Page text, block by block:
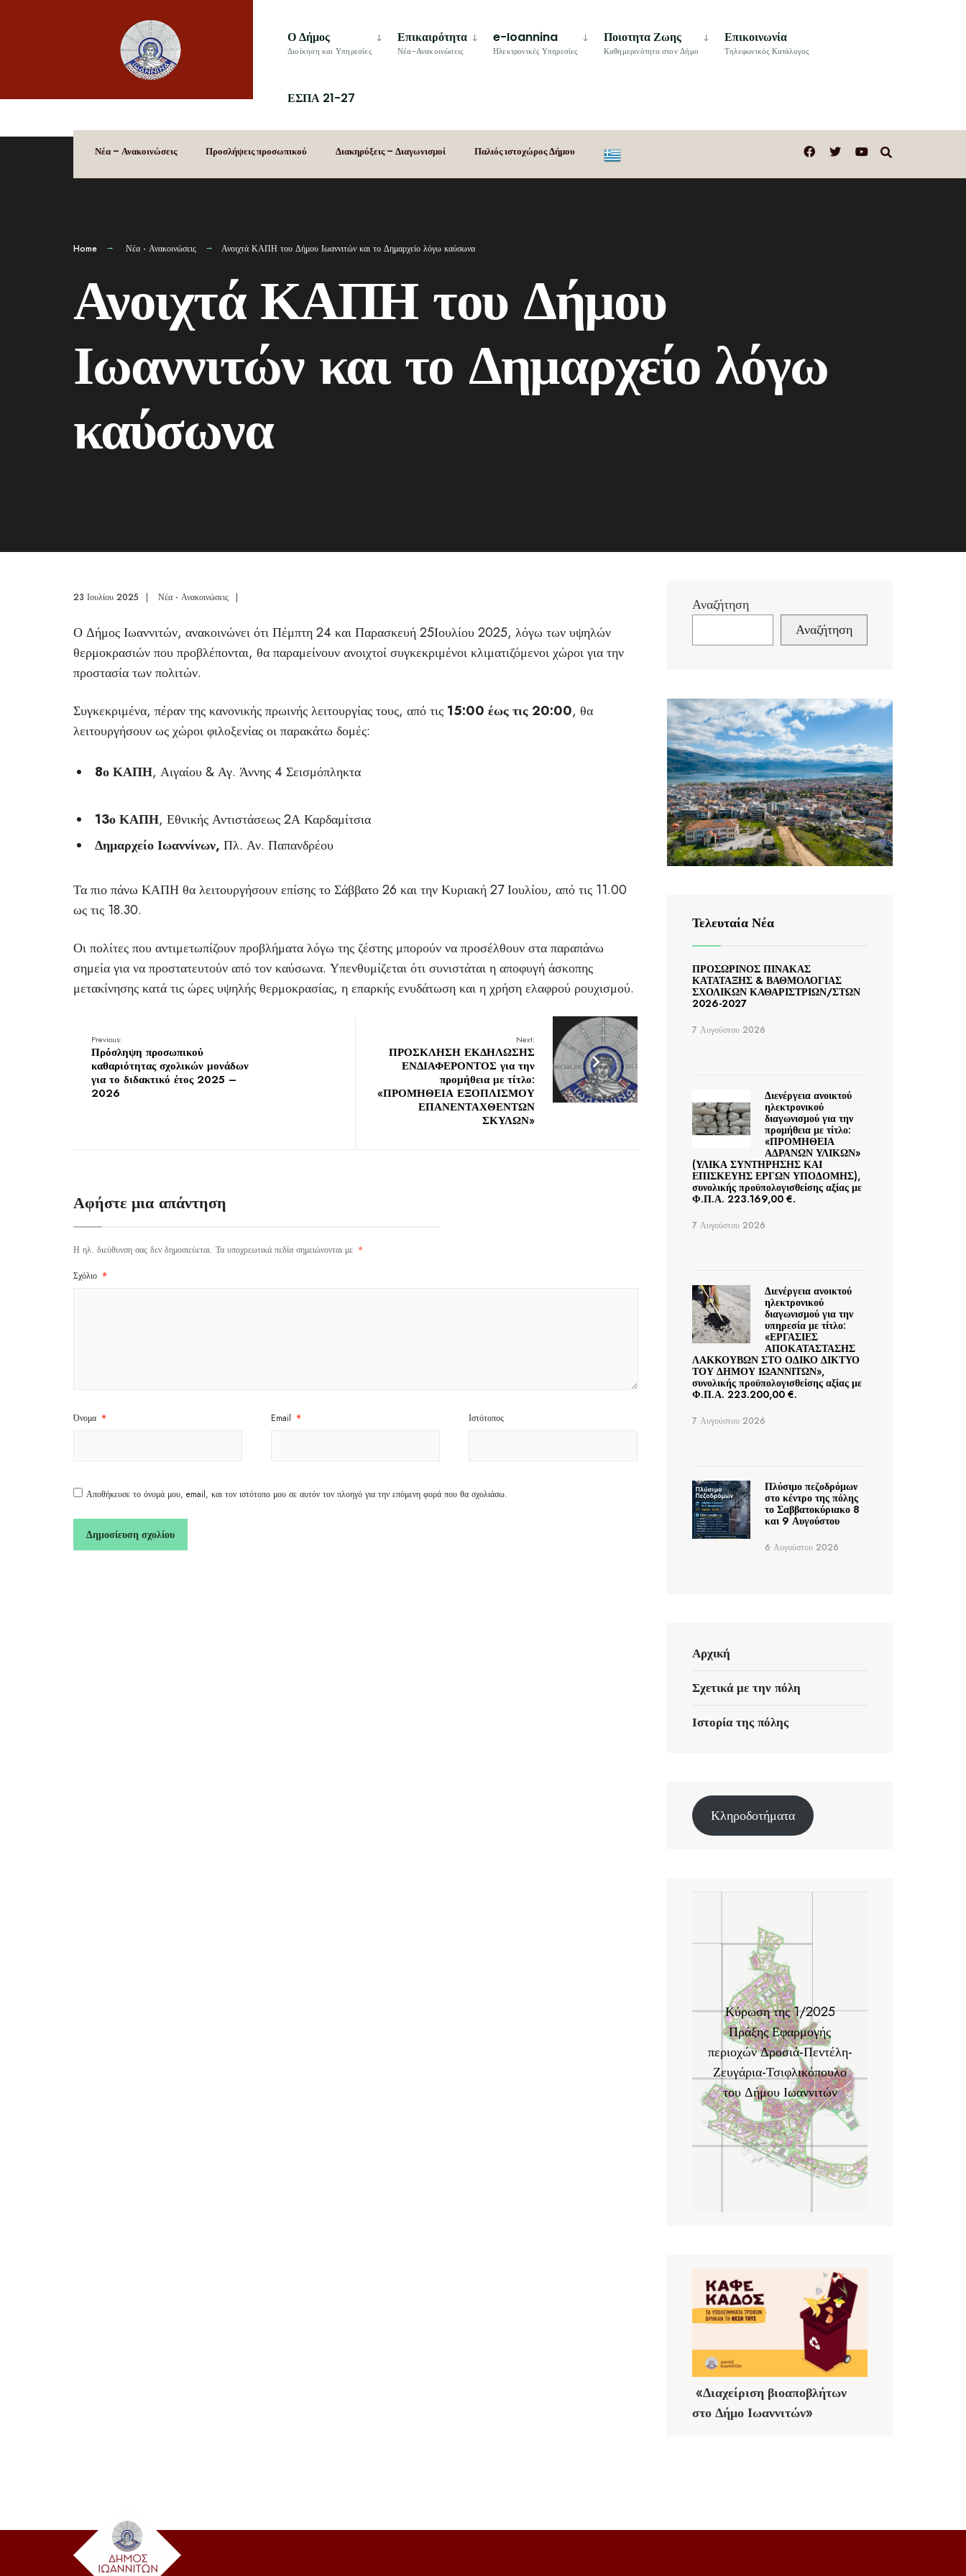
Ο Δήμος
Διοίκηση και Υπηρεσίες
Επικαιρότητα
Νέα-Ανακοινώσεις
e-Ioannina
Ηλεκτρονικές Υπηρεσίες
Ποιοτητα Ζωης
Καθημερινότητα στον Δήμο
Επικοινωνία
Τηλεφωνικός Κατάλογος
ΕΣΠΑ 21-27
Νέα – Ανακοινώσεις Προσλήψεις προσωπικού Διακηρύξεις – Διαγωνισμοί Παλιός ιστοχώρος Δήμου
Home Νέα - Ανακοινώσεις Ανοιχτά ΚΑΠΗ του Δήμου Ιωαννιτών και το Δημαρχείο λόγω καύσωνα
Ανοιχτά ΚΑΠΗ του Δήμου
Ιωαννιτών και το Δημαρχείο λόγω
καύσωνα
23 Ιουλίου 2025 | Νέα - Ανακοινώσεις |
Ο Δήμος Ιωαννιτών, ανακοινώνει ότι Πέμπτη 24 και Παρασκευή 25Ιουλίου 2025, λόγω των υψηλών
θερμοκρασιών που προβλέπονται, θα παραμείνουν ανοιχτοί συγκεκριμένοι κλιματιζόμενοι χώροι για την
προστασία των πολιτών.
Συγκεκριμένα, πέραν της κανονικής πρωινής λειτουργίας τους, από τις 15:00 έως τις 20:00, θα
λειτουργήσουν ως χώροι φιλοξενίας οι παρακάτω δομές:
8ο ΚΑΠΗ, Αιγαίου & Αγ. Άννης 4 Σεισμόπληκτα
13ο ΚΑΠΗ, Εθνικής Αντιστάσεως 2Α Καρδαμίτσια
Δημαρχείο Ιωαννίνων, Πλ. Αν. Παπανδρέου
Τα πιο πάνω ΚΑΠΗ θα λειτουργήσουν επίσης το Σάββατο 26 και την Κυριακή 27 Ιουλίου, από τις 11.00
ως τις 18.30.
Οι πολίτες που αντιμετωπίζουν προβλήματα λόγω της ζέστης μπορούν να προσέλθουν στα παραπάνω
σημεία για να προστατευτούν από τον καύσωνα. Υπενθυμίζεται ότι συνιστάται η αποφυγή άσκοπης
μετακίνησης κατά τις ώρες υψηλής θερμοκρασίας, η επαρκής ενυδάτωση και η χρήση ελαφρού ρουχισμού.
Previous:
Πρόσληψη προσωπικού
καθαριότητας σχολικών μονάδων
για το διδακτικό έτος 2025 –
2026
Next:
ΠΡΟΣΚΛΗΣΗ ΕΚΔΗΛΩΣΗΣ
ΕΝΔΙΑΦΕΡΟΝΤΟΣ για την
προμήθεια με τίτλο:
«ΠΡΟΜΗΘΕΙΑ ΕΞΟΠΛΙΣΜΟΥ
ΕΠΑΝΕΝΤΑΧΘΕΝΤΩΝ
ΣΚΥΛΩΝ»
Αφήστε μια απάντηση
Η ηλ. διεύθυνση σας δεν δημοσιεύεται. Τα υποχρεωτικά πεδία σημειώνονται με *
Σχόλιο *
Όνομα * Email * Ιστότοπος
Αποθήκευσε το όνομά μου, email, και τον ιστότοπο μου σε αυτόν τον πλοηγό για την επόμενη φορά που θα σχολιάσω.
Αναζήτηση
Αναζήτηση
Τελευταία Νέα
ΠΡΟΣΩΡΙΝΟΣ ΠΙΝΑΚΑΣ
ΚΑΤΑΤΑΞΗΣ & ΒΑΘΜΟΛΟΓΙΑΣ
ΣΧΟΛΙΚΩΝ ΚΑΘΑΡΙΣΤΡΙΩΝ/ΣΤΩΝ
2026-2027
7 Αυγούστου 2026
Διενέργεια ανοικτού
ηλεκτρονικού
διαγωνισμού για την
προμήθεια με τίτλο:
«ΠΡΟΜΗΘΕΙΑ
ΑΔΡΑΝΩΝ ΥΛΙΚΩΝ»
(ΥΛΙΚΑ ΣΥΝΤΗΡΗΣΗΣ ΚΑΙ
ΕΠΙΣΚΕΥΗΣ ΕΡΓΩΝ ΥΠΟΔΟΜΗΣ),
συνολικής προϋπολογισθείσης αξίας με
Φ.Π.Α. 223.169,00 €.
7 Αυγούστου 2026
Διενέργεια ανοικτού
ηλεκτρονικού
διαγωνισμού για την
υπηρεσία με τίτλο:
«ΕΡΓΑΣΙΕΣ
ΑΠΟΚΑΤΑΣΤΑΣΗΣ
ΛΑΚΚΟΥΒΩΝ ΣΤΟ ΟΔΙΚΟ ΔΙΚΤΥΟ
ΤΟΥ ΔΗΜΟΥ ΙΩΑΝΝΙΤΩΝ»,
συνολικής προϋπολογισθείσης αξίας με
Φ.Π.Α. 223.200,00 €.
7 Αυγούστου 2026
Πλύσιμο πεζοδρόμων
στο κέντρο της πόλης
το Σαββατοκύριακο 8
και 9 Αυγούστου
6 Αυγούστου 2026
Αρχική
Σχετικά με την πόλη
Ιστορία της πόλης
Κληροδοτήματα
Κύρωση της 1/2025
Πράξης Εφαρμογής
περιοχών Δροσιά-Πεντέλη-
Ζευγάρια-Τσιφλικόπουλο
του Δήμου Ιωαννιτών
«Διαχείριση βιοαποβλήτων
στο Δήμο Ιωαννιτών»